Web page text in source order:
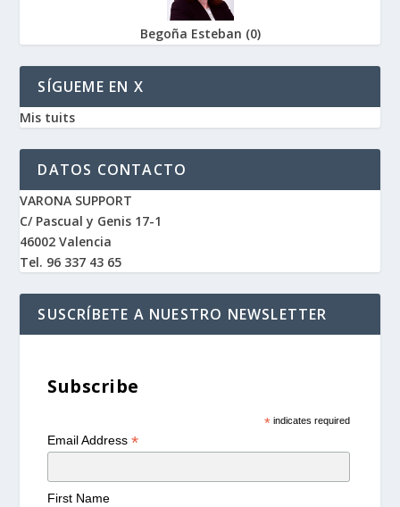
Begoña Esteban (0)
SÍGUEME EN X
Mis tuits
DATOS CONTACTO
VARONA SUPPORT
C/ Pascual y Genis 17-1
46002 Valencia
Tel. 96 337 43 65
SUSCRÍBETE A NUESTRO NEWSLETTER
Subscribe
*indicates required
Email Address*
First Name